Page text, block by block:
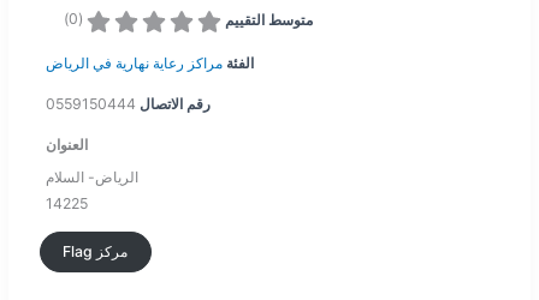
متوسط التقييم (
0
)
الفئة مراكز رعاية نهارية في الرياض
رقم الاتصال 0559150444
العنوان
الرياض- السلام
14225
Flag مركز